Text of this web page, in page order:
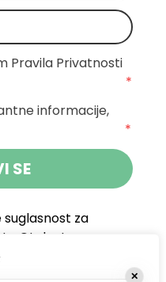
Pravila Privatnosti
*
informacije,
*
SE
za
Otoka te se
✕